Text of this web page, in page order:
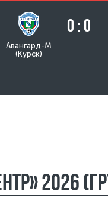
Авангард-М
(Курск)
0 : 0
2026